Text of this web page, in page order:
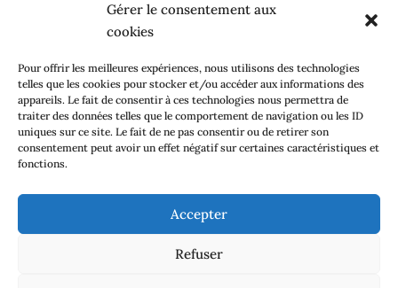
Gérer le consentement aux
cookies
Pour offrir les meilleures expériences, nous utilisons des technologies
telles que les cookies pour stocker et/ou accéder aux informations des
appareils. Le fait de consentir à ces technologies nous permettra de
traiter des données telles que le comportement de navigation ou les ID
uniques sur ce site. Le fait de ne pas consentir ou de retirer son
consentement peut avoir un effet négatif sur certaines caractéristiques et
fonctions.
Accepter
Refuser
marchés, les circuits courts (AMAP, …) et notre
environnement local. Nous avons également à
cœur de développer des échanges avec les
centres sociaux de proximité pour sensibiliser
la population à se réapproprier Le goût des
plantes.
Contact
Mentions légales
Politique de cookies (UE)